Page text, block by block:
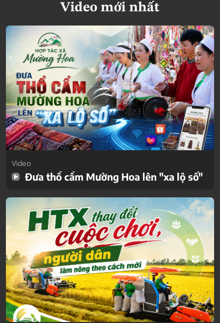
Video mới nhất
Video
Đưa thổ cẩm Mường Hoa lên "xa lộ số"